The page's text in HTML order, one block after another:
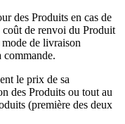
des Produits en cas de
coût de renvoi du Produit
de livraison
commande.
le prix de sa
des Produits ou tout au
(première des deux